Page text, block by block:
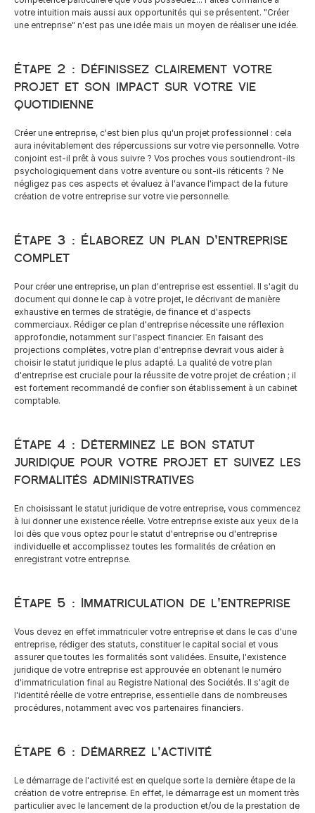
Ressources NEW
COMMUNITY
Events
Experts
Select Language
French
votre intuition mais aussi aux opportunités qui se présentent. "Créer
une entreprise" n'est pas une idée mais un moyen de réaliser une idée.
Étape 2 : Définissez clairement votre
projet et son impact sur votre vie
quotidienne
Créer une entreprise, c'est bien plus qu'un projet professionnel : cela
aura inévitablement des répercussions sur votre vie personnelle. Votre
conjoint est-il prêt à vous suivre ? Vos proches vous soutiendront-ils
psychologiquement dans votre aventure ou sont-ils réticents ? Ne
négligez pas ces aspects et évaluez à l'avance l'impact de la future
création de votre entreprise sur votre vie personnelle.
Étape 3 : Élaborez un plan d'entreprise
complet
Pour créer une entreprise, un plan d'entreprise est essentiel. Il s'agit du
document qui donne le cap à votre projet, le décrivant de manière
exhaustive en termes de stratégie, de finance et d'aspects
commerciaux. Rédiger ce plan d'entreprise nécessite une réflexion
approfondie, notamment sur l'aspect financier. En faisant des
projections complètes, votre plan d'entreprise devrait vous aider à
choisir le statut juridique le plus adapté. La qualité de votre plan
d'entreprise est cruciale pour la réussite de votre projet de création ; il
est fortement recommandé de confier son établissement à un cabinet
comptable.
Étape 4 : Déterminez le bon statut
juridique pour votre projet et suivez les
formalités administratives
En choisissant le statut juridique de votre entreprise, vous commencez
à lui donner une existence réelle. Votre entreprise existe aux yeux de la
loi dès que vous optez pour le statut d'entreprise ou d'entreprise
individuelle et accomplissez toutes les formalités de création en
enregistrant votre entreprise.
Étape 5 : Immatriculation de l'entreprise
Vous devez en effet immatriculer votre entreprise et dans le cas d'une
entreprise, rédiger des statuts, constituer le capital social et vous
assurer que toutes les formalités sont validées. Ensuite, l'existence
juridique de votre entreprise est approuvée en obtenant le numéro
d'immatriculation final au Registre National des Sociétés. Il s'agit de
l'identité réelle de votre entreprise, essentielle dans de nombreuses
procédures, notamment avec vos partenaires financiers.
Étape 6 : Démarrez l'activité
Le démarrage de l'activité est en quelque sorte la dernière étape de la
création de votre entreprise. En effet, le démarrage est un moment très
particulier avec le lancement de la production et/ou de la prestation de